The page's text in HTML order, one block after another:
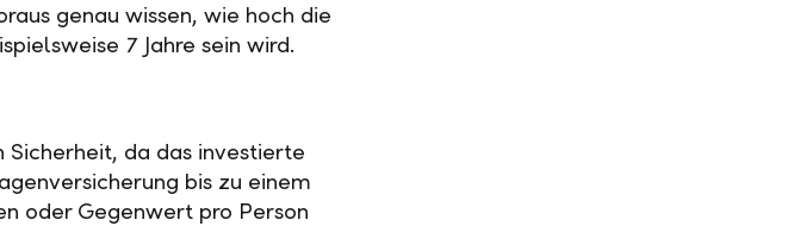
genau wissen, wie hoch die
7 Jahre sein wird.
Sicherheit, da das investierte
bis zu einem
oder Gegenwert pro Person